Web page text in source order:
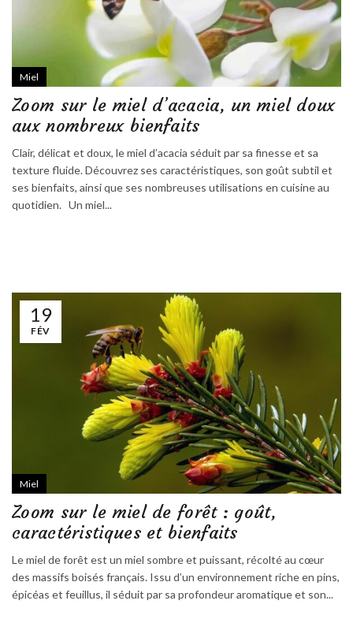
Miel
Zoom sur le miel d’acacia, un miel doux
aux nombreux bienfaits
Clair, délicat et doux, le miel d’acacia séduit par sa finesse et sa
texture fluide. Découvrez ses caractéristiques, son goût subtil et
ses bienfaits, ainsi que ses nombreuses utilisations en cuisine au
quotidien. Un miel...
19
FÉV
Miel
Zoom sur le miel de forêt : goût,
caractéristiques et bienfaits
Le miel de forêt est un miel sombre et puissant, récolté au cœur
des massifs boisés français. Issu d’un environnement riche en pins,
épicéas et feuillus, il séduit par sa profondeur aromatique et son...